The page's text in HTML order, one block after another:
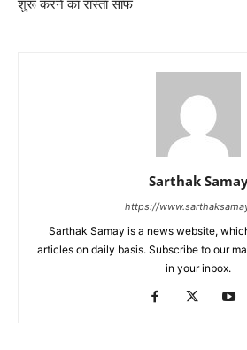
शुरू करने का रास्ता साफ
Sarthak
https://
Sarthak Samay is a news website,
articles on daily basis. Subscribe to our
in your inbox.